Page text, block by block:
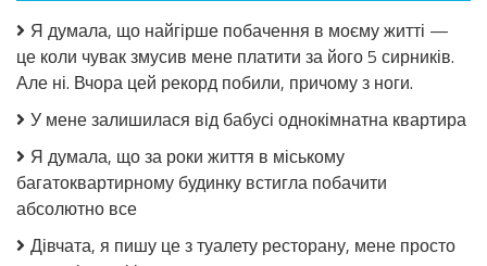
Я думала, що найгірше побачення в моєму житті —
це коли чувак змусив мене платити за його 5 сирників.
Але ні. Вчора цей рекорд побили, причому з ноги.
У мене залишилася від бабусі однокімнатна квартира
Я думала, що за роки життя в міському
багатоквартирному будинку встигла побачити
абсолютно все
Дівчата, я пишу це з туалету ресторану, мене просто